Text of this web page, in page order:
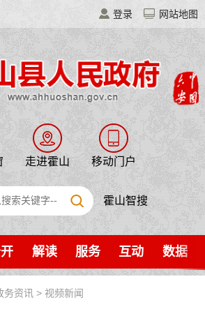
登录 网站地图
走进霍山 移动门户
霍山智搜
解读 服务 互动 数据
务资讯 > 视频新闻